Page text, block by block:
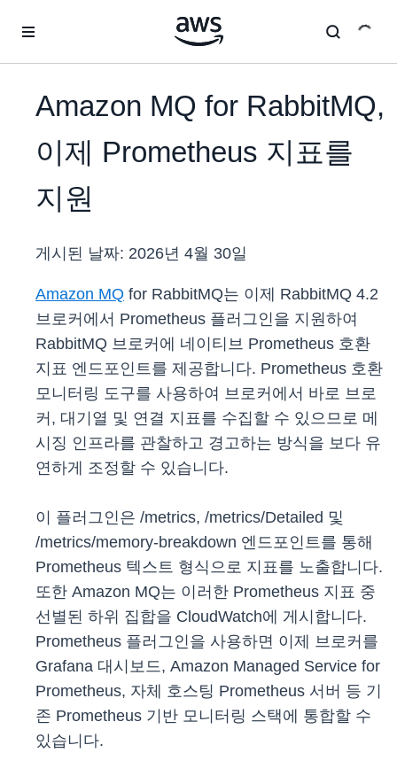
Amazon MQ for RabbitMQ,
이제 Prometheus 지표를
지원
게시된 날짜: 2026년 4월 30일
Amazon MQ for RabbitMQ는 이제 RabbitMQ 4.2
브로커에서 Prometheus 플러그인을 지원하여
RabbitMQ 브로커에 네이티브 Prometheus 호환
지표 엔드포인트를 제공합니다. Prometheus 호환
모니터링 도구를 사용하여 브로커에서 바로 브로
커, 대기열 및 연결 지표를 수집할 수 있으므로 메
시징 인프라를 관찰하고 경고하는 방식을 보다 유
연하게 조정할 수 있습니다.
이 플러그인은 /metrics, /metrics/Detailed 및
/metrics/memory-breakdown 엔드포인트를 통해
Prometheus 텍스트 형식으로 지표를 노출합니다.
또한 Amazon MQ는 이러한 Prometheus 지표 중
선별된 하위 집합을 CloudWatch에 게시합니다.
Prometheus 플러그인을 사용하면 이제 브로커를
Grafana 대시보드, Amazon Managed Service for
Prometheus, 자체 호스팅 Prometheus 서버 등 기
존 Prometheus 기반 모니터링 스택에 통합할 수
있습니다.